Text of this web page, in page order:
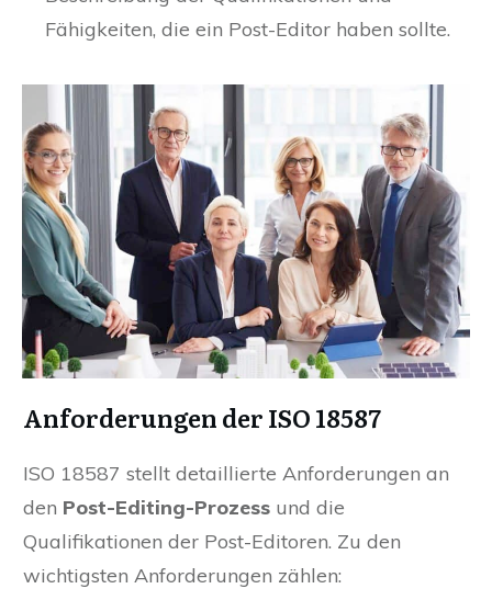
Fähigkeiten, die ein Post-Editor haben sollte.
Anforderungen der ISO 18587
ISO 18587 stellt detaillierte Anforderungen an
den Post-Editing-Prozess und die
Qualifikationen der Post-Editoren. Zu den
wichtigsten Anforderungen zählen: